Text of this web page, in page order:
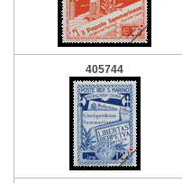
405744